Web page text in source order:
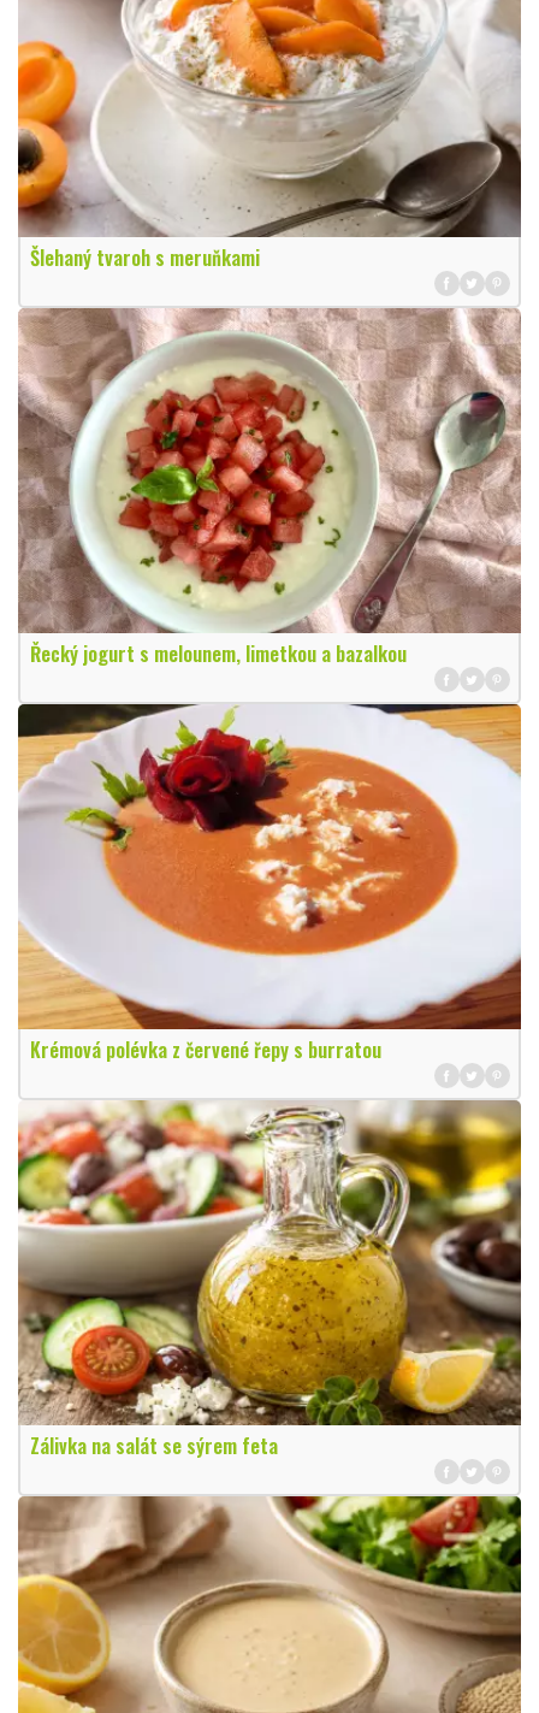
Šlehaný tvaroh s meruňkami
Řecký jogurt s melounem, limetkou a bazalkou
Krémová polévka z červené řepy s burratou
Zálivka na salát se sýrem feta